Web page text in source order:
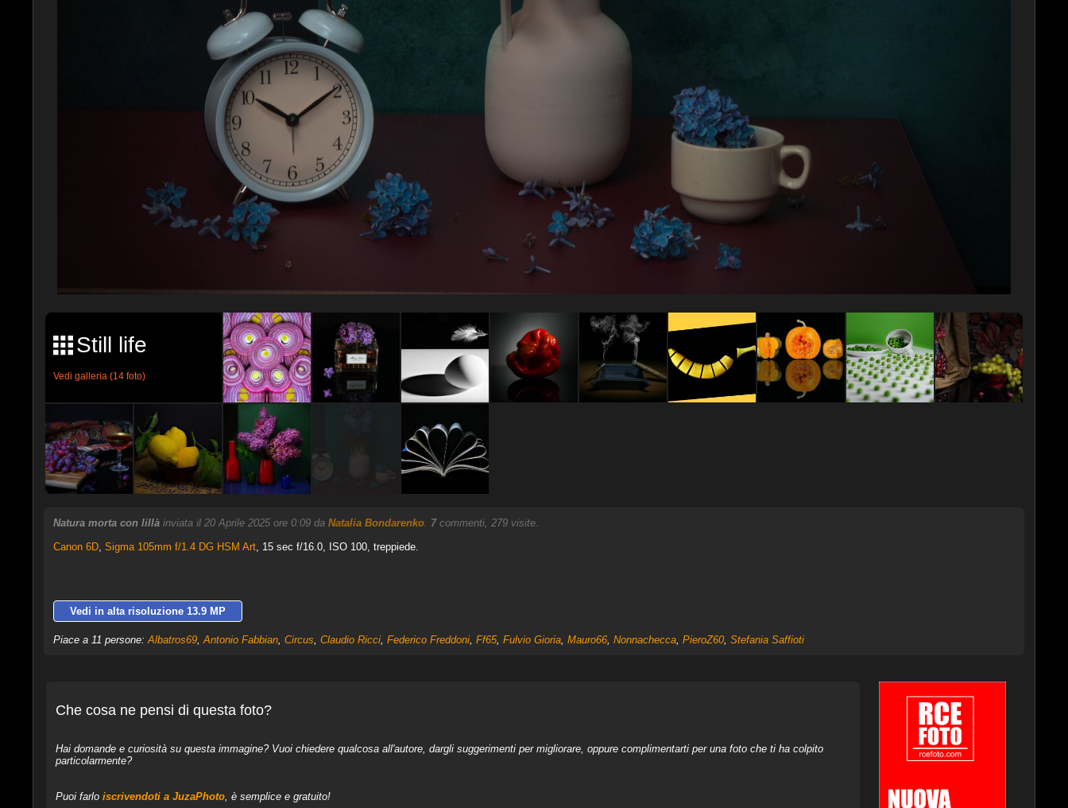
Still life
Vedi galleria (14 foto)
Natura morta con lillà inviata il 20 Aprile 2025 ore 0:09 da Natalia Bondarenko. 7commenti, 279 visite.
Canon 6D, Sigma 105mm f/1.4 DG HSM Art, 15 sec f/16.0, ISO 100, treppiede.
Vedi in alta risoluzione 13.9 MP
Piace a 11 persone: Albatros69, Antonio Fabbian, Circus Claudio Ricci, Federico Freddoni, Ff65, Fulvio Gioria, Mauro66, Nonnachecca, PieroZ60, Stefania Saffioti
Che cosa ne pensi di questa foto?
Hai domande e curiosità su questa immagine? Vuoi chiedere qualcosa all'autore, dargli suggerimenti per migliorare, oppure complimentarti per una foto che ti ha colpito
particolarmente?
Puoi farlo iscrivendoti a JuzaPhoto, è semplice e gratuito!